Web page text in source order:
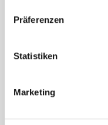
Präferenzen
Statistiken
Marketing
Ansprechpartnerin
Gerne unterstütze
neuen Stelle als
dem Ablauf,
kontaktieren Sie